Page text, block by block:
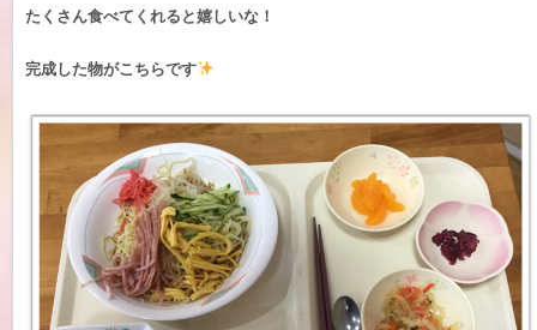
たくさん食べてくれると嬉しいな！
完成した物がこちらです